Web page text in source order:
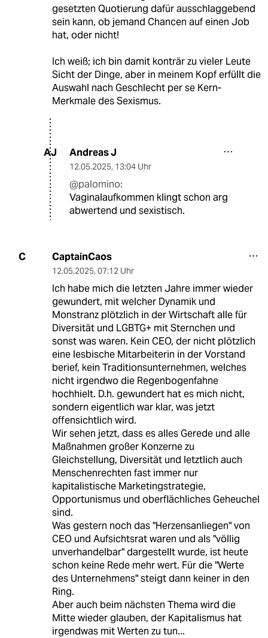
gesetzten Quotierung dafür ausschlaggebend
sein kann, ob jemand Chancen auf einen Job
hat, oder nicht!
Ich weiß; ich bin damit konträr zu vieler Leute
Sicht der Dinge, aber in meinem Kopf erfüllt die
Auswahl nach Geschlecht per se Kern-
Merkmale des Sexismus.
AJ Andreas J
12.05.2025, 13:04 Uhr
@palomino:
Vaginalaufkommen klingt schon arg
abwertend und sexistisch.
C CaptainCaos
12.05.2025, 07:12 Uhr
Ich habe mich die letzten Jahre immer wieder
gewundert, mit welcher Dynamik und
Monstranz plötzlich in der Wirtschaft alle für
Diversität und LGBTG+ mit Sternchen und
sonst was waren. Kein CEO, der nicht plötzlich
eine lesbische Mitarbeiterin in der Vorstand
berief, kein Traditionsunternehmen, welches
nicht irgendwo die Regenbogenfahne
hochhielt. D.h. gewundert hat es mich nicht,
sondern eigentlich war klar, was jetzt
offensichtlich wird.
Wir sehen jetzt, dass es alles Gerede und alle
Maßnahmen großer Konzerne zu
Gleichstellung, Diversität und letztlich auch
Menschenrechten fast immer nur
kapitalistische Marketingstrategie,
Opportunismus und oberflächliches Geheuchel
sind.
Was gestern noch das "Herzensanliegen" von
CEO und Aufsichtsrat waren und als "völlig
unverhandelbar" dargestellt wurde, ist heute
schon keine Rede mehr wert. Für die "Werte
des Unternehmens" steigt dann keiner in den
Ring.
Aber auch beim nächsten Thema wird die
Mitte wieder glauben, der Kapitalismus hat
irgendwas mit Werten zu tun...